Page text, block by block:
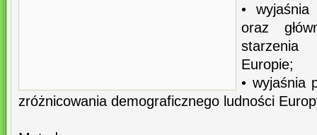
• wyjaśnia
oraz
Europie;
• wyjaśnia
zróżnicowania demograficznego ludności